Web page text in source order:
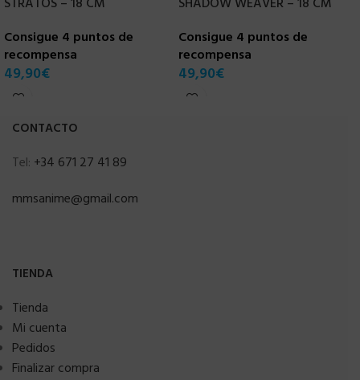
Consigue 4 puntos de
recompensa
49,90€
Consigue 4 puntos de
recompensa
49,90€
CONTACTO
Tel: +34 671 27 41 89
mmsanime@gmail.com
TIENDA
Tienda
Mi cuenta
Pedidos
Finalizar compra